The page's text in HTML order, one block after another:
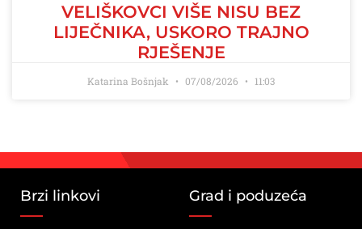
VELIŠKOVCI VIŠE NISU BEZ
LIJEČNIKA, USKORO TRAJNO
RJEŠENJE
Katarina Bošnjak 07/08/2026 11:03
Brzi linkovi Grad i poduzeća